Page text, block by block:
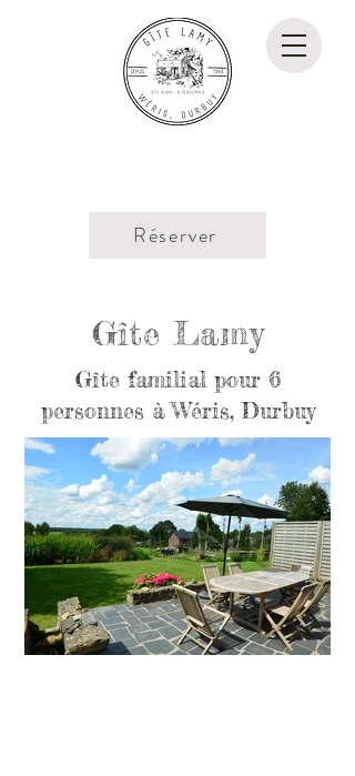
Réserver
Gîte Lamy
Gîte familial pour 6
personnes à Wéris, Durbuy